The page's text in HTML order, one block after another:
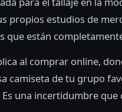
propios estudios de
que están
al comprar online,
camiseta de tu grupo
Es una incertidumbre